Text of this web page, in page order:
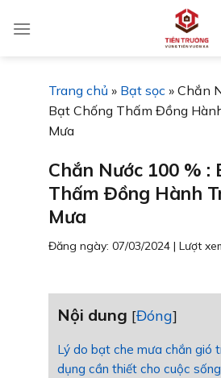
đến
Trang chủ » Bạt sọc » Chắn
Bạt Chống Thấm Đồng
Mưa
Chắn Nước 100 % :
Thấm Đồng Hành
Mưa
Đăng ngày: 07/03/2024 | Lượt
Nội dung [Đóng]
Lý do bạt che mưa chắn gió
dụng cần thiết cho cuộc